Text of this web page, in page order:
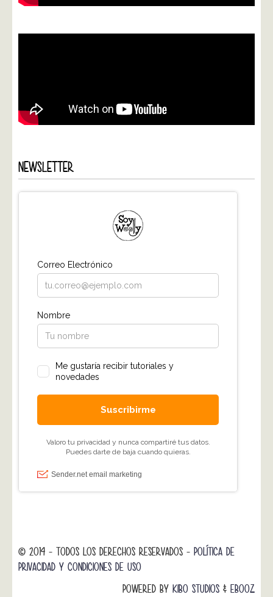
NEWSLETTER
© 2014 - TODOS LOS DERECHOS RESERVADOS - POLÍTICA DE
PRIVACIDAD Y CONDICIONES DE USO
POWERED BY KIBO STUDIOS & EBOOZ